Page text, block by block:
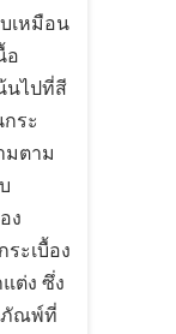
เหมือน
อ
นไปที่สี
ระ
มตาม
ง
ระเบื้อง
ต่ง ซึ่ง
ภัณพ์ที่